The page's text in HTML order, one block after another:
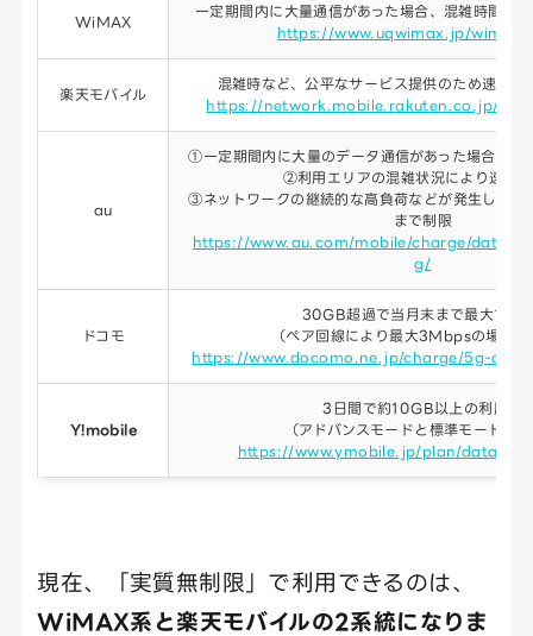
WiMAX
一定期間内に大量通信があった場合、混雑時間帯
https://www.uqwimax.jp/wimax/
楽天モバイル
混雑時など、公平なサービス提供のため速度制
https://network.mobile.rakuten.co.jp/
au
①一定期間内に大量のデータ通信があった場合、混
②利用エリアの混雑状況により速度
③ネットワークの継続的な高負荷などが発生した場
まで制限
https://www.au.com/mobile/charge/data/
g/
ドコモ
30GB超過で当月末まで最大
（ペア回線により最大3Mbpsの場合
https://www.docomo.ne.jp/charge/5g-
Y!mobile
3日間で約10GB以上の利用時
（アドバンスモードと標準モードの
https://www.ymobile.jp/plan/data/
現在、「実質無制限」で利用できるのは、
WiMAX系と楽天モバイルの2系統になりま